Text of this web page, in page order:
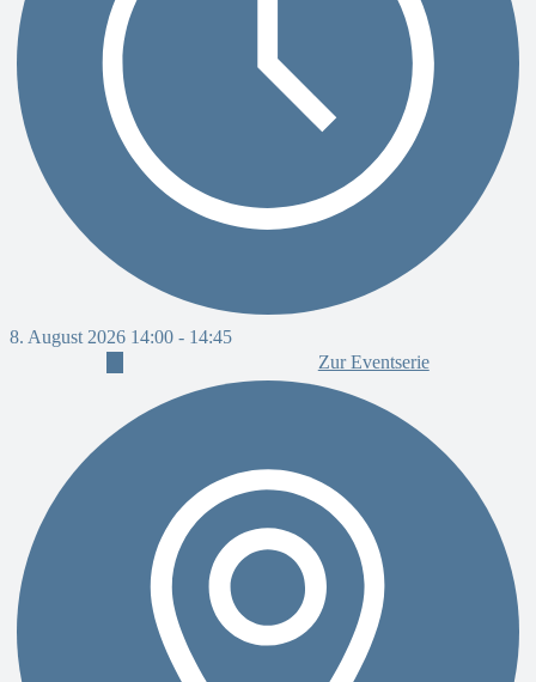
8. August 2026 14:00 - 14:45
Zur Eventserie